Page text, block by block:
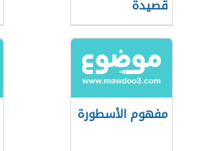
قصيدة
مفهوم الأسطورة